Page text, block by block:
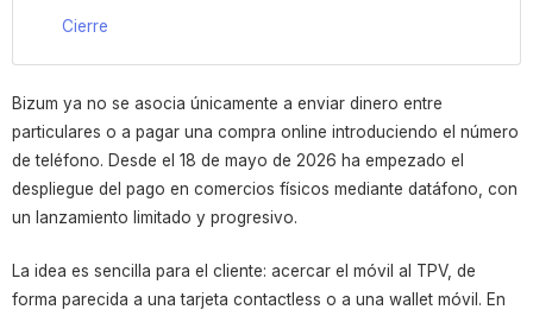
Cierre
Bizum ya no se asocia únicamente a enviar dinero entre
particulares o a pagar una compra online introduciendo el número
de teléfono. Desde el 18 de mayo de 2026 ha empezado el
despliegue del pago en comercios físicos mediante datáfono, con
un lanzamiento limitado y progresivo.
La idea es sencilla para el cliente: acercar el móvil al TPV, de
forma parecida a una tarjeta contactless o a una wallet móvil. En